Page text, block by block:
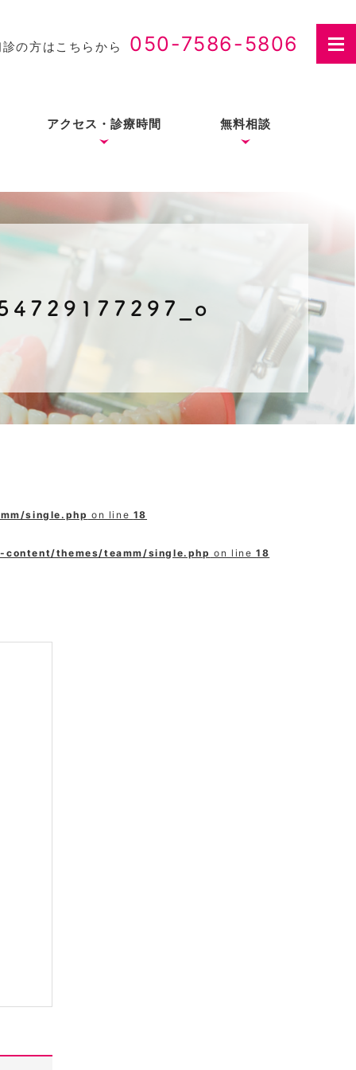
診の方はこちらから 050-7586-5806
アクセス・診療時間 無料相談
single.php on line 18
themes/teamm/single.php on line18